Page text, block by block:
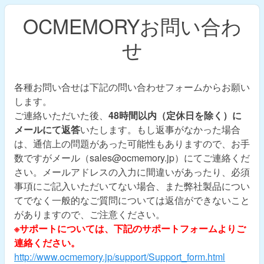
OCMEMORYお問い合わ
せ
各種お問い合せは下記の問い合わせフォームからお願い
します。
ご連絡いただいた後、 48時間以内（定休日を除く）に
メールにて返答いたします。もし返事がなかった場合
は、通信上の問題があった可能性もありますので、お手
数ですがメール（sales@ocmemory.jp）にてご連絡くだ
さい。メールアドレスの入力に間違いがあったり、必須
事項にご記入いただいてない場合、また弊社製品につい
てでなく一般的なご質問については返信ができないこと
がありますので、ご注意ください。
※サポートについては、下記のサポートフォームよりご
連絡ください。
http://www.ocmemory.jp/support/Support_form.html